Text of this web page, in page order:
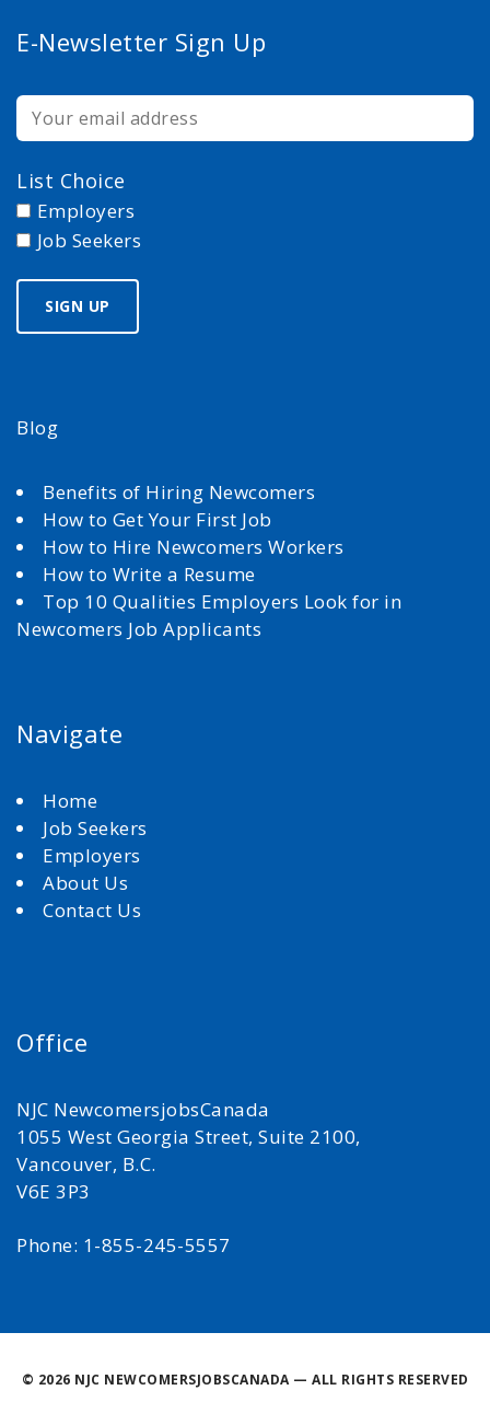
E-Newsletter Sign Up
List Choice
Employers
Job Seekers
Blog
Benefits of Hiring Newcomers
How to Get Your First Job
How to Hire Newcomers Workers
How to Write a Resume
Top 10 Qualities Employers Look for in
Newcomers Job Applicants
Navigate
Home
Job Seekers
Employers
About Us
Contact Us
Office
NJC NewcomersjobsCanada
1055 West Georgia Street, Suite 2100,
Vancouver, B.C.
V6E 3P3
Phone: 1-855-245-5557
© 2026 NJC NEWCOMERSJOBSCANADA — ALL RIGHTS RESERVED